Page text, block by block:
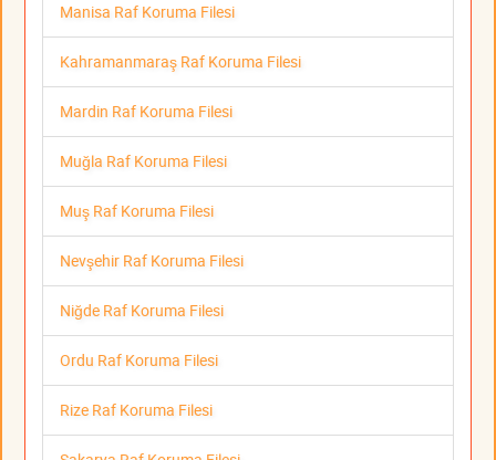
Manisa Raf Koruma Filesi
Kahramanmaraş Raf Koruma Filesi
Mardin Raf Koruma Filesi
Muğla Raf Koruma Filesi
Muş Raf Koruma Filesi
Nevşehir Raf Koruma Filesi
Niğde Raf Koruma Filesi
Ordu Raf Koruma Filesi
Rize Raf Koruma Filesi